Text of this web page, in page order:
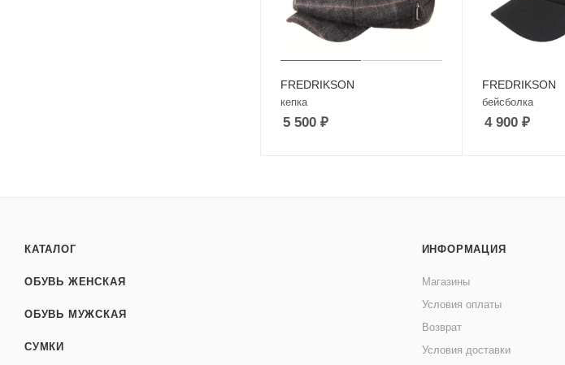
FREDRIKSON
кепка
5 500 ₽
FREDRIKSON
бейсболка
4 900 ₽
КАТАЛОГ
ОБУВЬ ЖЕНСКАЯ
ОБУВЬ МУЖСКАЯ
СУМКИ
ИНФОРМАЦИЯ
Магазины
Условия оплаты
Возврат
Условия доставки